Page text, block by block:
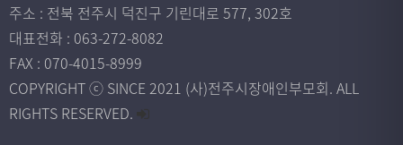
주소 : 전북 전주시 덕진구 기린대로 577, 302호
대표전화 : 063-272-8082
FAX : 070-4015-8999
COPYRIGHT ⓒ SINCE 2021 (사)전주시장애인부모회. ALL
RIGHTS RESERVED.